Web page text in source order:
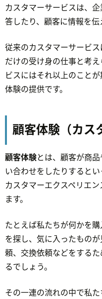
カスタマーサービスは、
答したり、顧客に情報を伝
従来のカスタマーサービ
だけの受け身の仕事と考
ビスにはそれ以上のこと
体験の提供です。
顧客体験（カス
顧客体験とは、顧客が商
い合わせをしたりすると
カスタマーエクスペリエ
ます。
たとえば私たちが何かを
を探し、気に入ったもの
頼、交換依頼などをする
るでしょう。
その一連の流れの中で私